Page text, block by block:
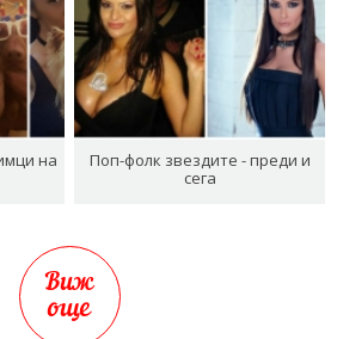
на
Поп-фолк звездите - преди и
сега
Виж
още